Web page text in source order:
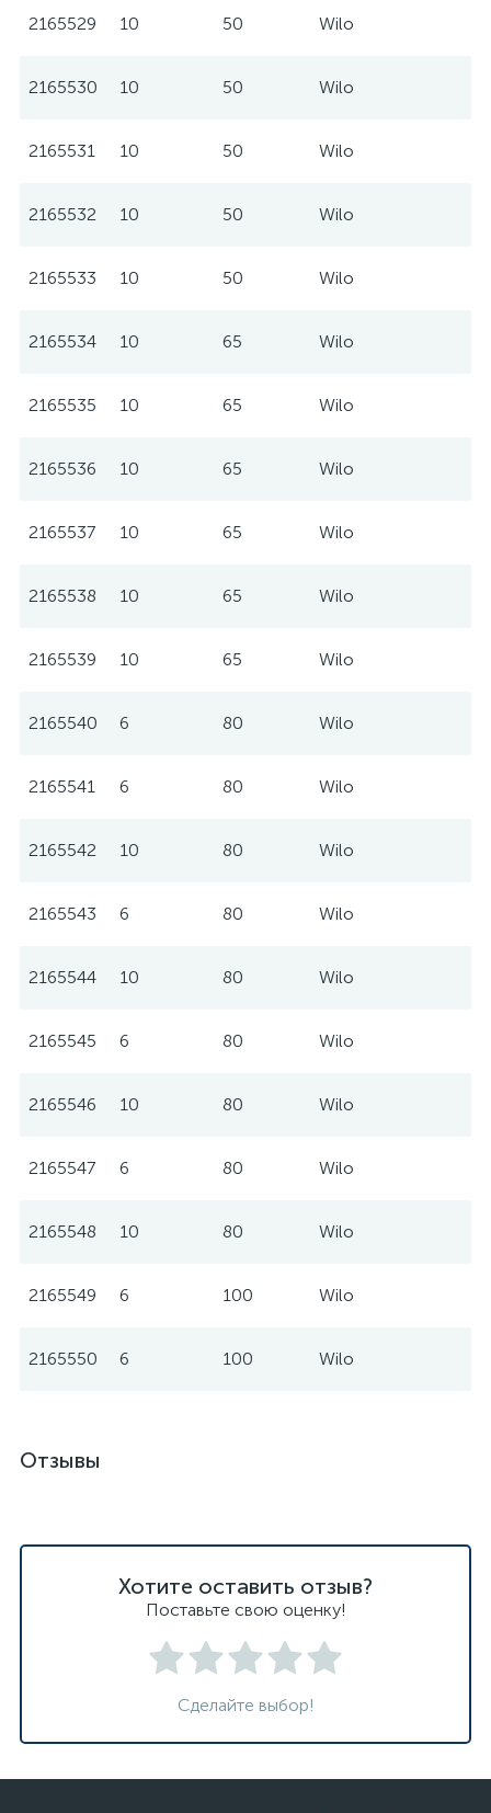
2165529 10 50 Wilo
2165530 10 50 Wilo
2165531 10 50 Wilo
2165532 10 50 Wilo
2165533 10 50 Wilo
2165534 10 65 Wilo
2165535 10 65 Wilo
2165536 10 65 Wilo
2165537 10 65 Wilo
2165538 10 65 Wilo
2165539 10 65 Wilo
2165540 6 80 Wilo
2165541 6 80 Wilo
2165542 10 80 Wilo
2165543 6 80 Wilo
2165544 10 80 Wilo
2165545 6 80 Wilo
2165546 10 80 Wilo
2165547 6 80 Wilo
2165548 10 80 Wilo
2165549 6 100 Wilo
2165550 6 100 Wilo
Отзывы
Хотите оставить отзыв?
Поставьте свою оценку!
Сделайте выбор!